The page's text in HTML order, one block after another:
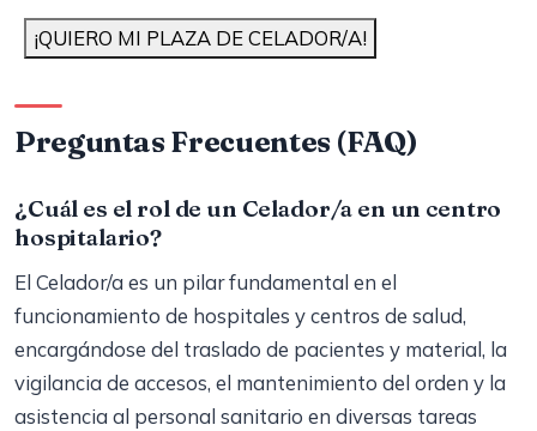
¡QUIERO MI PLAZA DE CELADOR/A!
Preguntas Frecuentes (FAQ)
¿Cuál es el rol de un Celador/a en un centro
hospitalario?
El Celador/a es un pilar fundamental en el
funcionamiento de hospitales y centros de salud,
encargándose del traslado de pacientes y material, la
vigilancia de accesos, el mantenimiento del orden y la
asistencia al personal sanitario en diversas tareas